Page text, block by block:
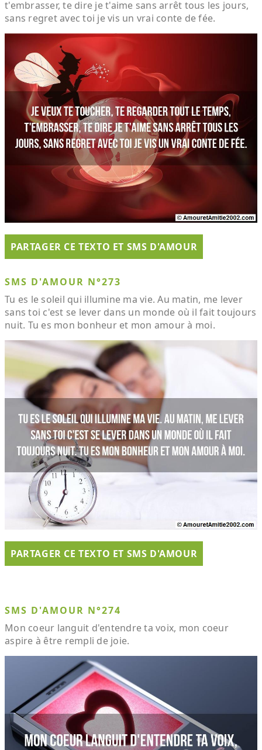
t'embrasser, te dire je t'aime sans arrêt tous les jours,
sans regret avec toi je vis un vrai conte de fée.
PARTAGER CE TEXTO ET SMS D'AMOUR
SMS D'AMOUR N°273
Tu es le soleil qui illumine ma vie. Au matin, me lever
sans toi c'est se lever dans un monde où il fait toujours
nuit. Tu es mon bonheur et mon amour à moi.
PARTAGER CE TEXTO ET SMS D'AMOUR
SMS D'AMOUR N°274
Mon coeur languit d'entendre ta voix, mon coeur
aspire à être rempli de joie.